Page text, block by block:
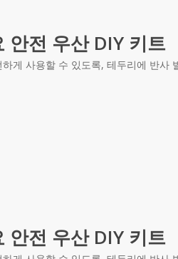
안전 우산 DIY 키트
게 사용할 수 있도록, 테두리에 반
안전 우산 DIY 키트